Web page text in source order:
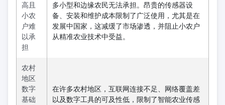
高且
小农
户难
以承
担
多小型和边缘农民无法承担。昂贵的传感器设
备、安装和维护成本限制了广泛使用，尤其是在
发展中国家，这减缓了市场渗透，并阻止小农户
从精准农业技术中受益。
农村
地区
数字
基础
在许多农村地区，互联网连接不足、网络覆盖差
以及数字工具的可及性低，限制了智能农业传感